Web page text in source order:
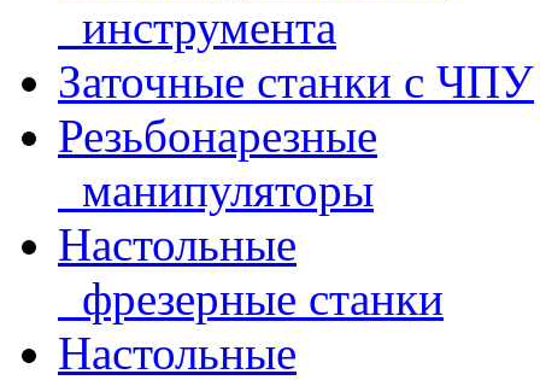
инструмента
Заточные станки с ЧПУ
Резьбонарезные
манипуляторы
Настольные
фрезерные станки
Настольные